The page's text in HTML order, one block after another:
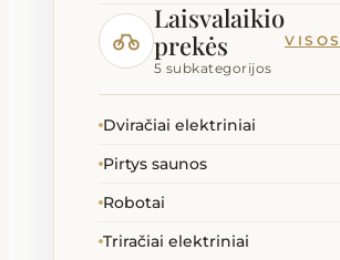
Laisvalaikio
prekės
5 subkategorijos
Dviračiai elektriniai
Pirtys saunos
Robotai
Triračiai elektriniai